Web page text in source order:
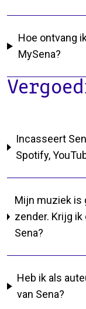
Hoe ontvang
MySena?
Incasseert
Spotify,
Mijn muziek is
zender. Krijg ik
Sena?
Heb ik als
van Sena?